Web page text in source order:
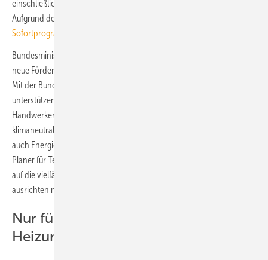
einschließlich 30. September 2025 erfolgen. Die Förderung ist Teil des
Aufgrund des Bundes-Klimaschutzgesetz vorgelegten
Sofortprogramms Gebäude vom 13. Juli 2022
Bundesminister für Wirtschaft und Klimaschutz Robert Habeck: „Das
neue Förderprogramm ist ein wichtiger Schritt für die Wärmewende.
Mit der Bundesförderung Aufbauprogramm Wärmepumpe
unterstützen wir die gut ausgebildeten Handwerkerinnen und
Handwerker, die jetzt schon Heizungen einbauen dabei, sich rasch auf
klimaneutrale Technologien auszurichten. Dabei berücksichtigen wir
auch Energieberaterinnen und Energieberater sowie Planerinnen und
Planer für Technische Gebäudeausrüstung, die ihr Angebot stärker
auf die vielfältigen Wärmepumpenlösungen im Gebäudebestand
ausrichten möchten.“
Nur für wassergeführte
Heizungssysteme im Bestand